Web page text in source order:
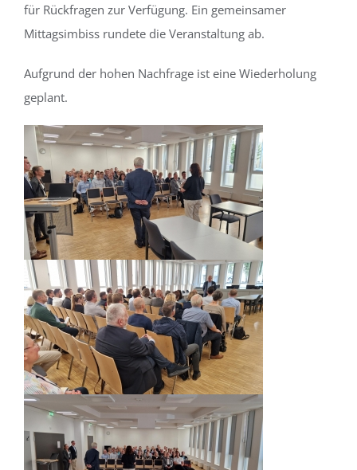
für Rückfragen zur Verfügung. Ein gemeinsamer
Mittagsimbiss rundete die Veranstaltung ab.
Aufgrund der hohen Nachfrage ist eine Wiederholung
geplant.